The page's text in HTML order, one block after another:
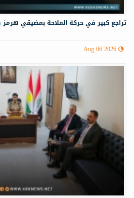
تراجع كبير في حركة الملاحة بمضيقي هرمز
Aug 06 2026